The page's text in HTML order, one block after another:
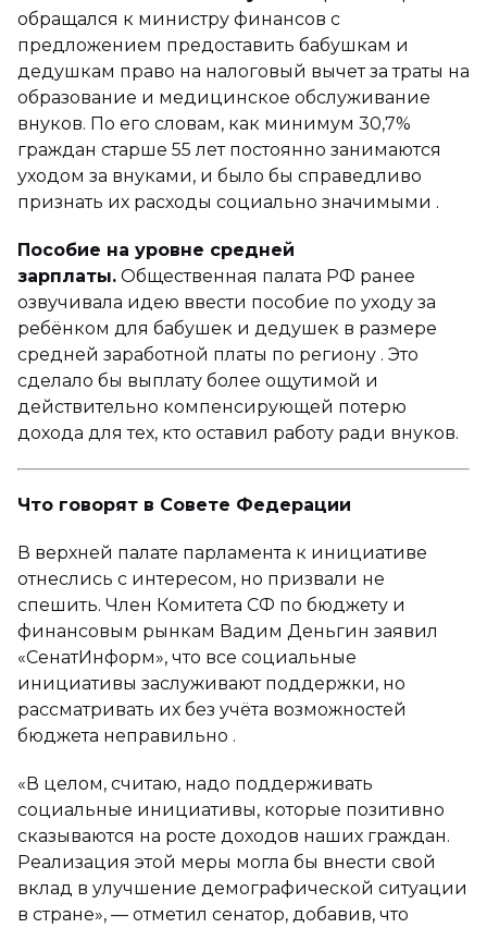
обращался к министру финансов с
предложением предоставить бабушкам и
дедушкам право на налоговый вычет за траты на
образование и медицинское обслуживание
внуков. По его словам, как минимум 30,7%
граждан старше 55 лет постоянно занимаются
уходом за внуками, и было бы справедливо
признать их расходы социально значимыми .
Пособие на уровне средней
зарплаты. Общественная палата РФ ранее
озвучивала идею ввести пособие по уходу за
ребёнком для бабушек и дедушек в размере
средней заработной платы по региону . Это
сделало бы выплату более ощутимой и
действительно компенсирующей потерю
дохода для тех, кто оставил работу ради внуков.
Что говорят в Совете Федерации
В верхней палате парламента к инициативе
отнеслись с интересом, но призвали не
спешить. Член Комитета СФ по бюджету и
финансовым рынкам Вадим Деньгин заявил
«СенатИнформ», что все социальные
инициативы заслуживают поддержки, но
рассматривать их без учёта возможностей
бюджета неправильно .
«В целом, считаю, надо поддерживать
социальные инициативы, которые позитивно
сказываются на росте доходов наших граждан.
Реализация этой меры могла бы внести свой
вклад в улучшение демографической ситуации
в стране», — отметил сенатор, добавив, что